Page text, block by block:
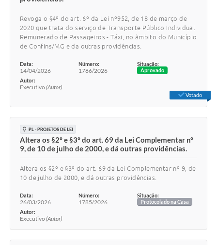
Revoga o §4º do art. 6º da Lei nº952, de 18 de março de
2020 que trata do serviço de Transporte Público Individual
Remunerado de Passageiros - Táxi, no âmbito do Município
de Confins/MG e da outras providências.
Data:
14/04/2026
Número:
1786/2026
Situação:
Aprovado
Autor:
Executivo (Autor)
Votado
PL - PROJETOS DE LEI
Altera os §2º e §3º do art. 69 da Lei Complementar nº
9, de 10 de julho de 2000, e dá outras providências.
Altera os §2º e §3º do art. 69 da Lei Complementar nº 9, de
10 de julho de 2000, e dá outras providências.
Data:
26/03/2026
Número:
1785/2026
Situação:
Protocolado na Casa
Autor:
Executivo (Autor)